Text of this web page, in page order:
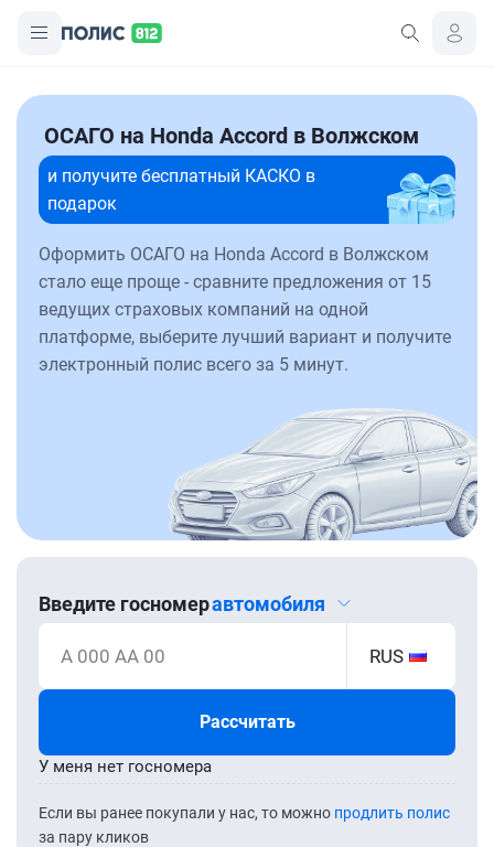
ОСАГО на Honda Accord в Волжском
и получите бесплатный КАСКО в
подарок
Оформить ОСАГО на Honda Accord в Волжском
стало еще проще - сравните предложения от 15
ведущих страховых компаний на одной
платформе, выберите лучший вариант и получите
электронный полис всего за 5 минут.
Введите госномеравтомобиля
А 000 АА 00 RUS
Рассчитать
Если вы ранее покупали у нас, то можно продлить полис
за пару кликов
У меня нет госномера